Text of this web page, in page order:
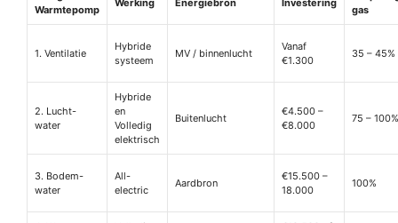
Warmtepomp
Werking Energiebron Investering
gas
1. Ventilatie
Hybride
systeem
MV / binnenlucht
Vanaf
€1.300
35 – 45%
2. Lucht-
water
Hybride
en
Volledig
elektrisch
Buitenlucht
€4.500 –
€8.000
75 – 100%
3. Bodem-
water
All-
electric
Aardbron
€15.500 –
18.000
100%